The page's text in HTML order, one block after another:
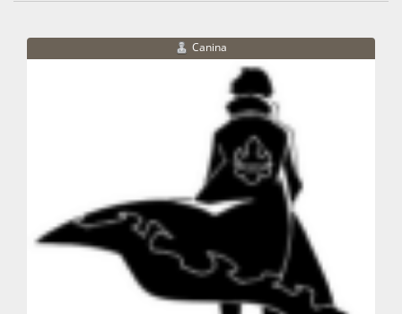
Canina